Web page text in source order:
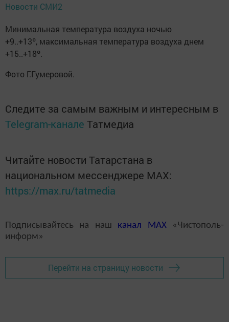
Новости СМИ2
Минимальная температура воздуха ночью
+9..+13º, максимальная температура воздуха днем
+15..+18º.
Фото Г.Гумеровой.
Следите за самым важным и интересным в
Telegram-канале Татмедиа
Читайте новости Татарстана в
национальном мессенджере MАХ:
https://max.ru/tatmedia
Подписывайтесь на наш канал MAX«Чистополь-
информ»
Перейти на страницу новости